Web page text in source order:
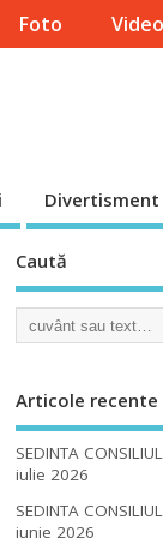
Foto Video
Divertisment
Caută
Articole recente
SEDINTA
iulie 2026
SEDINTA
iunie 2026